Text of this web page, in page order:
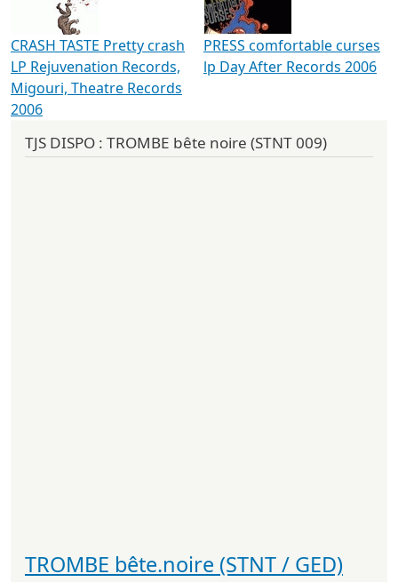
CRASH TASTE Pretty crash
LP Rejuvenation Records,
Migouri, Theatre Records
2006
PRESS comfortable curses
lp Day After Records 2006
TJS DISPO : TROMBE bête noire (STNT 009)
TROMBE bête.noire (STNT / GED)